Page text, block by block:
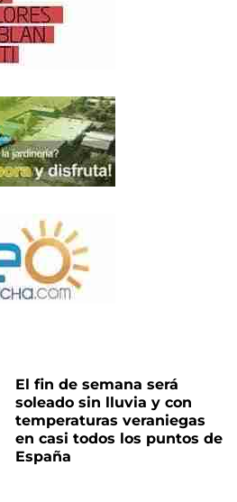
El fin de semana será
soleado sin lluvia y con
temperaturas veraniegas
en casi todos los puntos de
España